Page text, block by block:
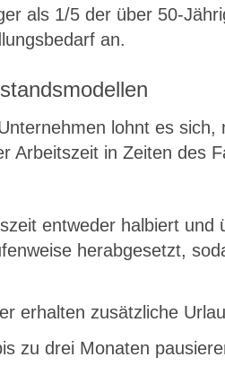
als 1/5 der über 50-
an.
lohnt es
Arbeitszeit in Zeiten des
entweder halbiert
herabgesetzt,
erhalten zusätzliche
zu drei Monaten